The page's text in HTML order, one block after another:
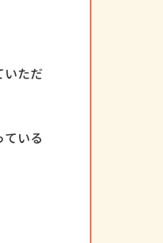
いただ
いる